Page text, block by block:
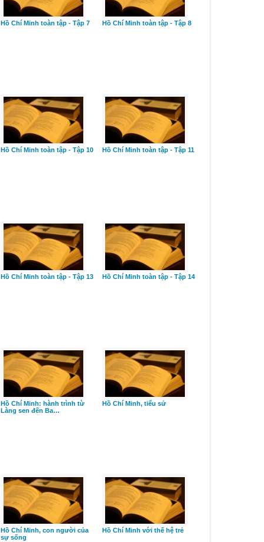
Hồ Chí Minh toàn tập - Tập 7 Hồ Chí Minh toàn tập - Tập 8
Hồ Chí Minh toàn tập - Tập 10 Hồ Chí Minh toàn tập - Tập 11
Hồ Chí Minh toàn tập - Tập 13 Hồ Chí Minh toàn tập - Tập 14
Hồ Chí Minh: hành trình từ
Làng sen đến Ba…
Hồ Chí Minh, tiểu sử
Hồ Chí Minh, con người của
sự sống
Hồ Chí Minh với thế hệ trẻ